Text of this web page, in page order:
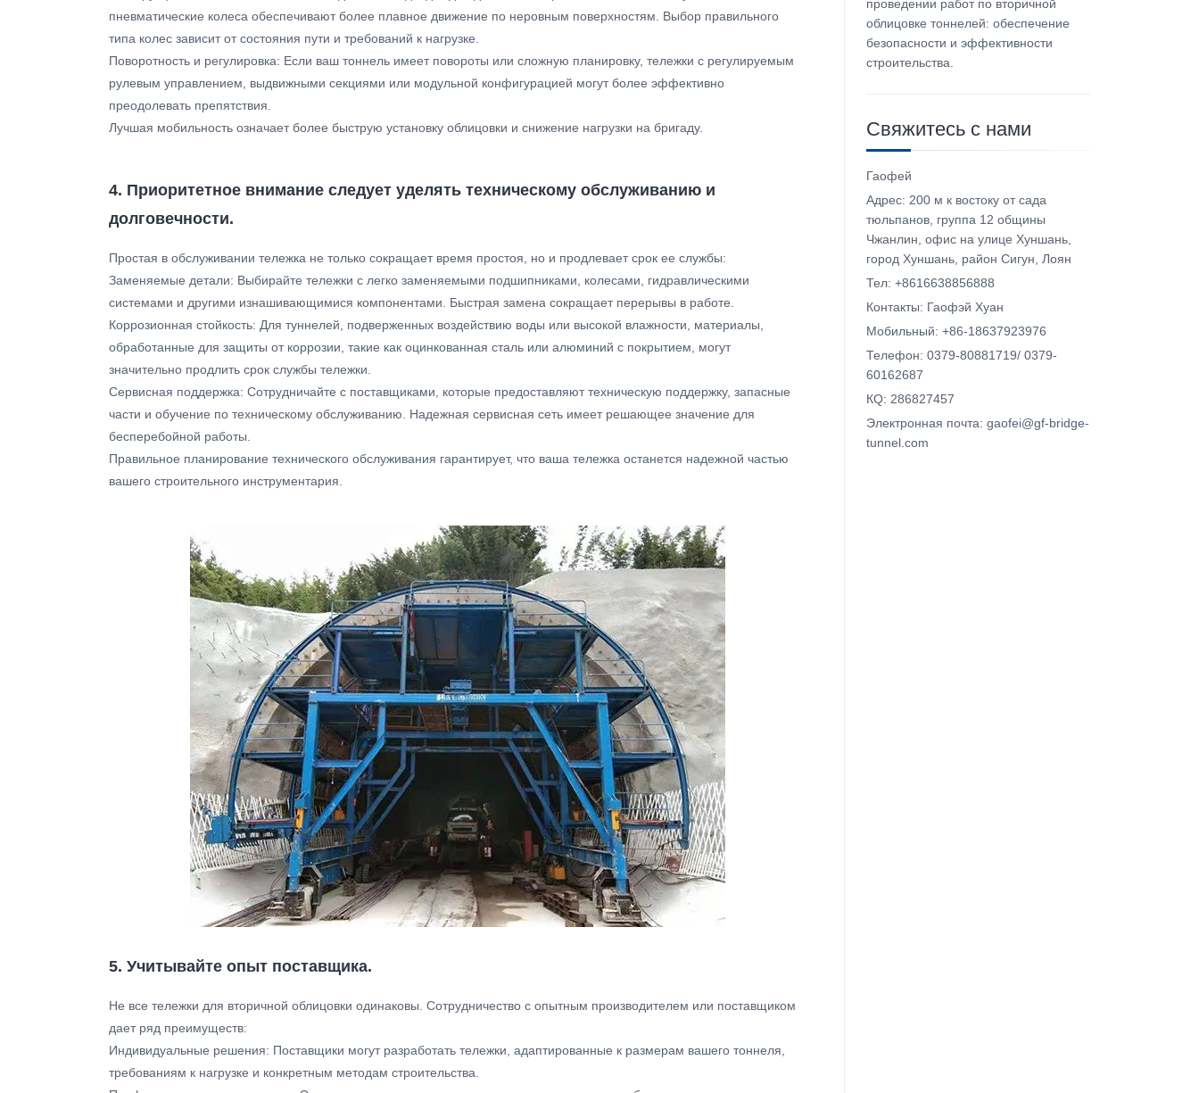
пневматические колеса обеспечивают более плавное движение по неровным поверхностям. Выбор правильного
типа колес зависит от состояния пути и требований к нагрузке.
Поворотность и регулировка: Если ваш тоннель имеет повороты или сложную планировку, тележки с регулируемым
рулевым управлением, выдвижными секциями или модульной конфигурацией могут более эффективно
преодолевать препятствия.
Лучшая мобильность означает более быструю установку облицовки и снижение нагрузки на бригаду.
4. Приоритетное внимание следует уделять техническому обслуживанию и
долговечности.
Простая в обслуживании тележка не только сокращает время простоя, но и продлевает срок ее службы:
Заменяемые детали: Выбирайте тележки с легко заменяемыми подшипниками, колесами, гидравлическими
системами и другими изнашивающимися компонентами. Быстрая замена сокращает перерывы в работе.
Коррозионная стойкость: Для туннелей, подверженных воздействию воды или высокой влажности, материалы,
обработанные для защиты от коррозии, такие как оцинкованная сталь или алюминий с покрытием, могут
значительно продлить срок службы тележки.
Сервисная поддержка: Сотрудничайте с поставщиками, которые предоставляют техническую поддержку, запасные
части и обучение по техническому обслуживанию. Надежная сервисная сеть имеет решающее значение для
бесперебойной работы.
Правильное планирование технического обслуживания гарантирует, что ваша тележка останется надежной частью
вашего строительного инструментария.
5. Учитывайте опыт поставщика.
Не все тележки для вторичной облицовки одинаковы. Сотрудничество с опытным производителем или поставщиком
дает ряд преимуществ:
Индивидуальные решения: Поставщики могут разработать тележки, адаптированные к размерам вашего тоннеля,
требованиям к нагрузке и конкретным методам строительства.
проведении работ по вторичной
облицовке тоннелей: обеспечение
безопасности и эффективности
строительства.
Свяжитесь с нами
Гаофей
Адрес: 200 м к востоку от сада
тюльпанов, группа 12 общины
Чжанлин, офис на улице Хуншань,
город Хуншань, район Сигун, Лоян
Тел: +8616638856888
Контакты: Гаофэй Хуан
Мобильный: +86-18637923976
Телефон: 0379-80881719/ 0379-
60162687
КQ: 286827457
Электронная почта: gaofei@gf-bridge-
tunnel.com